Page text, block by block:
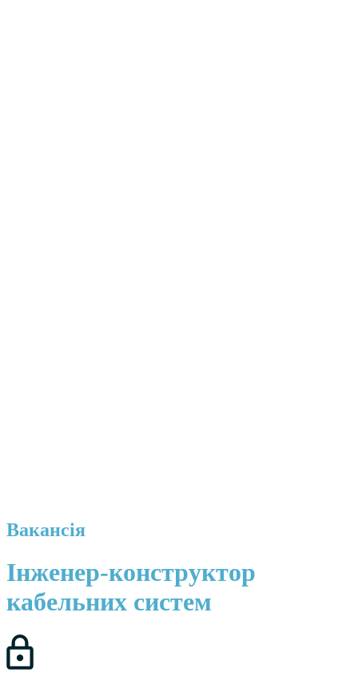
Вакансія
Інженер-конструктор
кабельних систем